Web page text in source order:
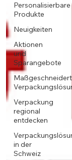
Personalisierbare
Produkte
Neuigkeiten
Aktionen
und
Sparangebote
Verpackung
regional
entdecken
in der
Schweiz